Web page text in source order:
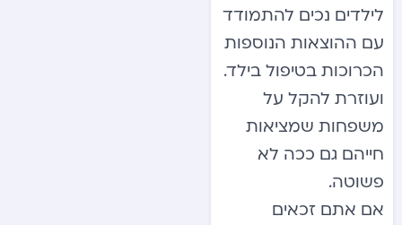
לילדים נכים להתמודד
עם ההוצאות הנוספות
הכרוכות בטיפול בילד.
ועוזרת להקל על
משפחות שמציאות
חייהם גם ככה לא
פשוטה.
אם אתם זכאים